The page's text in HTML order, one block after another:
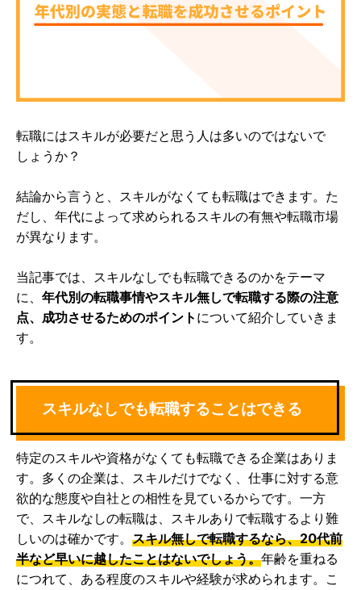
転職にはスキルが必要だと思う人は多いのではないで
しょうか？
結論から言うと、スキルがなくても転職はできます。た
だし、年代によって求められるスキルの有無や転職市場
が異なります。
当記事では、スキルなしでも転職できるのかをテーマ
に、 年代別の転職事情やスキル無しで転職する際の注意
点、成功させるためのポイント について紹介していきま
す。
スキルなしでも転職することはできる
特定のスキルや資格がなくても転職できる企業はありま
す。多くの企業は、スキルだけでなく、仕事に対する意
欲的な態度や自社との相性を見ているからです。一方
で、スキルなしの転職は、スキルありで転職するより難
しいのは確かです。 スキル無しで転職するなら、20代前
半など早いに越したことはないでしょう。年齢を重ねる
につれて、ある程度のスキルや経験が求められます。こ